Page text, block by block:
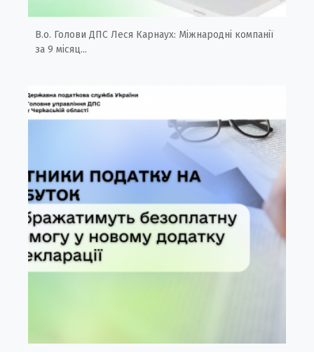
В.о. Голови ДПС Леся Карнаух: Міжнародні компанії
за 9 місяц...